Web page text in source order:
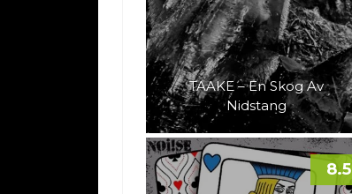
TAAKE – En Skog Av
Nidstang
8.5